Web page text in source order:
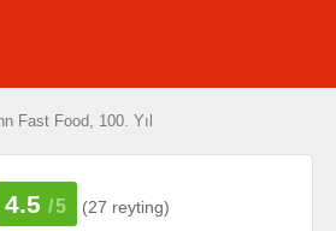
Fast Food, 100. Yıl
4.5 /5 (27 reyting)